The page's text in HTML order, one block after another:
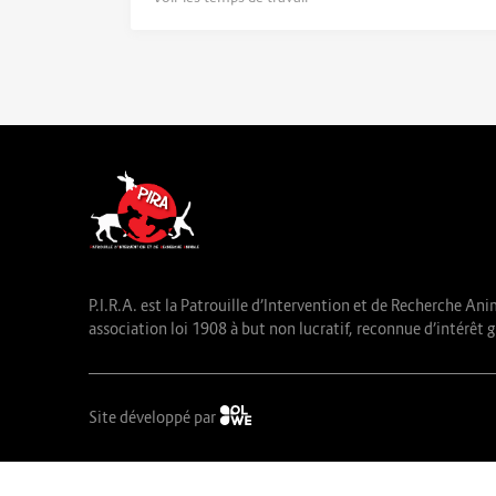
P.I.R.A. est la Patrouille d’Intervention et de Recherche
association loi 1908 à but non lucratif, reconnue d’intérêt
Site développé par